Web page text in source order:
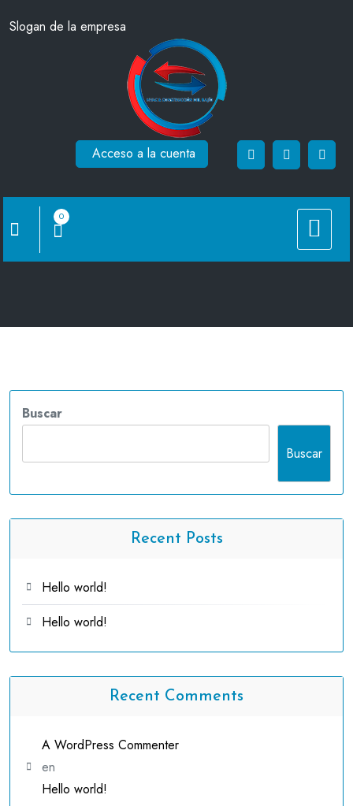
Slogan de la empresa
Acceso a la cuenta
0
Buscar
Buscar
Recent Posts
Hello world!
Hello world!
Recent Comments
A WordPress Commenter
en
Hello world!